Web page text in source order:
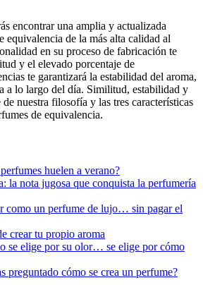
encontrar una amplia y actualizada
equivalencia de la más alta calidad al
en su proceso de fabricación te
y el elevado porcentaje de
te garantizará la estabilidad del aroma,
a lo largo del día. Similitud, estabilidad y
de nuestra filosofía y las tres características
de equivalencia.
huelen a verano?
la nota jugosa que conquista la perfumería
como un perfume de lujo… sin pagar el
crear tu propio aroma
se elige por su olor… se elige por cómo
preguntado cómo se crea un perfume?